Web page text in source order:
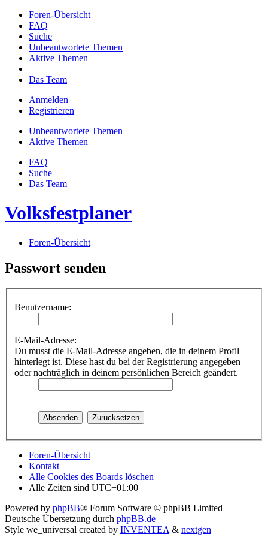
Foren-Übersicht
FAQ
Suche
Unbeantwortete Themen
Aktive Themen
Das Team
Anmelden
Registrieren
Unbeantwortete Themen
Aktive Themen
FAQ
Suche
Das Team
Volksfestplaner
Foren-Übersicht
Passwort senden
Benutzername:
E-Mail-Adresse:
Du musst die E-Mail-Adresse angeben, die in deinem Profil
hinterlegt ist. Diese hast du bei der Registrierung angegeben
oder nachträglich in deinem persönlichen Bereich geändert.
Foren-Übersicht
Kontakt
Alle Cookies des Boards löschen
Alle Zeiten sind UTC+01:00
Powered by phpBB® Forum Software © phpBB Limited
Deutsche Übersetzung durch phpBB.de
Style we_universal created by INVENTEA & nextgen